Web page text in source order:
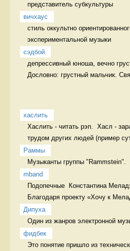
представитель субкультуры
вичхаус
стиль оккультно
экспериментальной музыки
сэдбой
дeпрессивный юноша, вечно
Дословно: грустный мальчик.
хаслить
Хаслить - читать рэп.  Хасл -
трудом других людей (пример
Раммы
Музыканты группы "Rammstein".
mband
Подопечные  Константина
Благодаря проекту «Хочу к
Дипуха
Один из жанров электронной
фидбек
Это понятие пришло из